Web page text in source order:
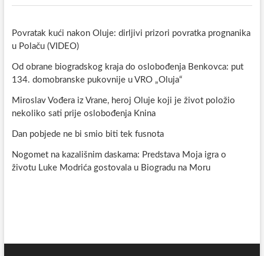
Povratak kući nakon Oluje: dirljivi prizori povratka prognanika
u Polaču (VIDEO)
Od obrane biogradskog kraja do oslobođenja Benkovca: put
134. domobranske pukovnije u VRO „Oluja“
Miroslav Vođera iz Vrane, heroj Oluje koji je život položio
nekoliko sati prije oslobođenja Knina
Dan pobjede ne bi smio biti tek fusnota
Nogomet na kazališnim daskama: Predstava Moja igra o
životu Luke Modrića gostovala u Biogradu na Moru